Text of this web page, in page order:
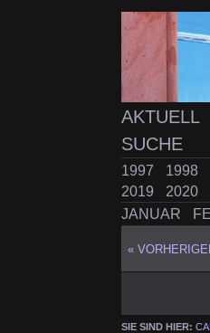
AKTUELL
SUCHE
1997 1998
2019
2020
JANUAR
«
SIE SIND HIER: